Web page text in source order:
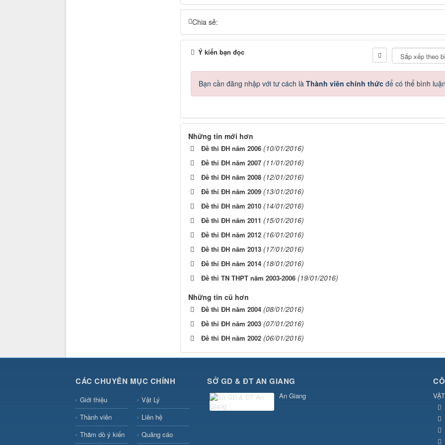
Chia sẻ:
Ý kiến bạn đọc
Bạn cần đăng nhập với tư cách là Thành viên chính thứcđể có thể bình
Những tin mới hơn
Đề thi ĐH năm 2006 (10/01/2016)
Đề thi ĐH năm 2007 (11/01/2016)
Đề thi ĐH năm 2008 (12/01/2016)
Đề thi ĐH năm 2009 (13/01/2016)
Đề thi ĐH năm 2010 (14/01/2016)
Đề thi ĐH năm 2011 (15/01/2016)
Đề thi ĐH năm 2012 (16/01/2016)
Đề thi ĐH năm 2013 (17/01/2016)
Đề thi ĐH năm 2014 (18/01/2016)
Đề thi TN THPT năm 2003-2006 (19/01/2016)
Những tin cũ hơn
Đề thi ĐH năm 2004 (08/01/2016)
Đề thi ĐH năm 2003 (07/01/2016)
Đề thi ĐH năm 2002 (06/01/2016)
CÁC CHUYÊN MỤC CHÍNH
Giới thiệu
Vật Lý
Thành viên
Liên hệ
Thăm dò ý kiến
Quảng cáo
SỞ GD & ĐT AN GIANG
An Giang